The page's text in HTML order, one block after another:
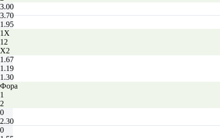
3.00
3.70
1.95
1X
12
X2
1.67
1.19
1.30
Фора
1
2
0
2.30
0